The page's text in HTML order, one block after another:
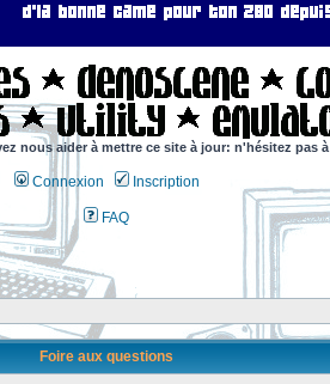
nous aider à mettre ce site à jour: n'hésitez pas à
Connexion Inscription
FAQ
Foire aux questions